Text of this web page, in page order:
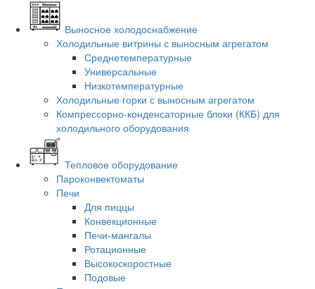
Выносное холодоснабжение
Холодильные витрины с выносным агрегатом
Среднетемпературные
Универсальные
Низкотемпературные
Холодильные горки с выносным агрегатом
Компрессорно-конденсаторные блоки (ККБ) для
холодильного оборудования
Тепловое оборудование
Пароконвектоматы
Печи
Для пиццы
Конвекционные
Печи-мангалы
Ротационные
Высокоскоростные
Подовые